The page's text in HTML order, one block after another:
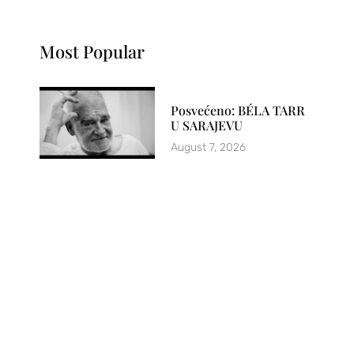
Most Popular
Posvećeno: BÉLA TARR
U SARAJEVU
August 7, 2026